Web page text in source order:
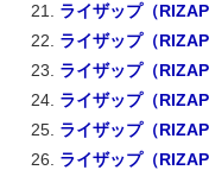
ライザップ（
ライザップ（
ライザップ（
ライザップ（
ライザップ（
ライザップ（